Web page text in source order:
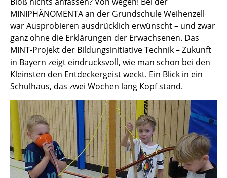
MINIPHÄNOMENTA an der Grundschule Weihenzell
war Ausprobieren ausdrücklich erwünscht – und zwar
ganz ohne die Erklärungen der Erwachsenen. Das
MINT-Projekt der Bildungsinitiative Technik – Zukunft
in Bayern zeigt eindrucksvoll, wie man schon bei den
Kleinsten den Entdeckergeist weckt. Ein Blick in ein
Schulhaus, das zwei Wochen lang Kopf stand.